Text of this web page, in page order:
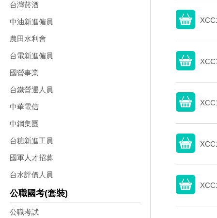
台灣菸酒
中油新進僱員
農田水利會
台電新進僱員
國營事業
台鐵營運人員
中華電信
中鋼集團
台糖新進工員
國軍人才招募
台水評價人員
公職國考(套裝)
公職考試